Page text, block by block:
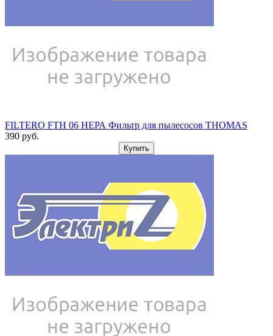
FILTERO FTH 06 НЕРА Фильтр для пылесосов THOMAS
390 pуб.
Купить